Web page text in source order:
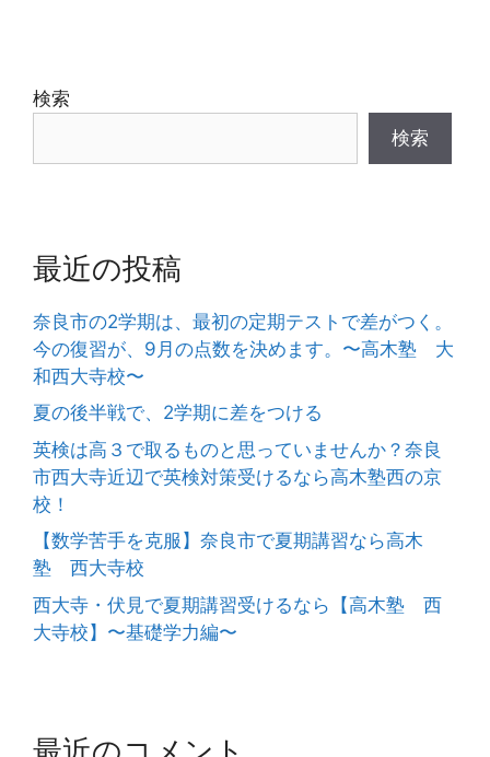
検索
検索
最近の投稿
奈良市の2学期は、最初の定期テストで差がつく。
今の復習が、9月の点数を決めます。〜高木塾 大
和西大寺校〜
夏の後半戦で、2学期に差をつける
英検は高３で取るものと思っていませんか？奈良
市西大寺近辺で英検対策受けるなら高木塾西の京
校！
【数学苦手を克服】奈良市で夏期講習なら高木
塾 西大寺校
西大寺・伏見で夏期講習受けるなら【高木塾 西
大寺校】〜基礎学力編〜